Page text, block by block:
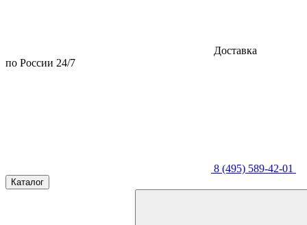
Доставка
по России 24/7
8 (495) 589-42-01
Каталог